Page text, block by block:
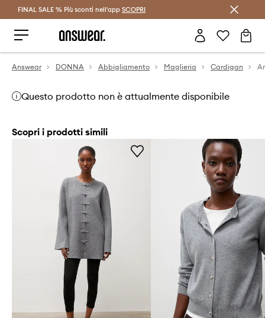
Risparmia con Answear Club >
FINAL SALE % Più sconti nell'app SCOPRI
Answear DONNA Abbigliamento Maglieria Cardigan
Questo prodotto non è attualmente disponibile
Scopri i prodotti simili